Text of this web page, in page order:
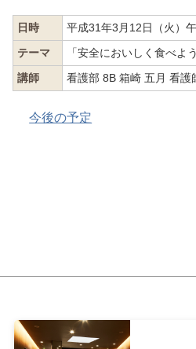
日時
平成31年3月12日（火）
テーマ
「安全においしく食べよ
講師
看護部 8B 箱崎 五月 看護
今後の予定